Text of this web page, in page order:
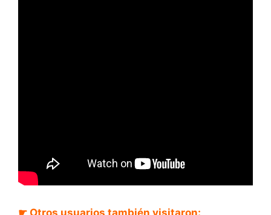
☛ Otros usuarios también visitaron: